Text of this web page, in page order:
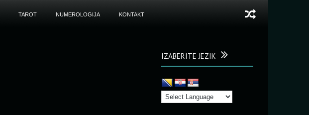
TAROT NUMEROLOGIJA KONTAKT
IZABERITE JEZIK